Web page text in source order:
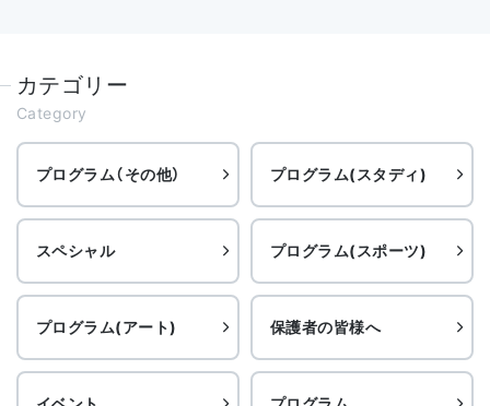
カテゴリー
Category
プログラム（その他） プログラム(スタディ)
スペシャル プログラム(スポーツ)
プログラム(アート) 保護者の皆様へ